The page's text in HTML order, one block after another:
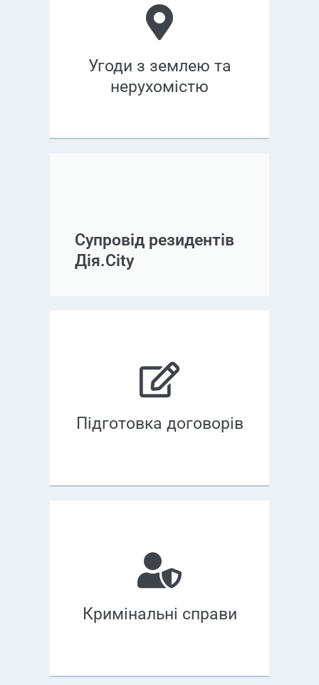
Угоди з землею та
нерухомістю
Супровід резидентів
Дія.City
Підготовка договорів
Кримінальні справи